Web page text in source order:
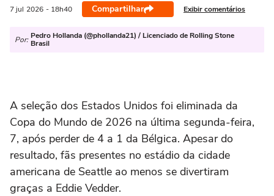
7 jul 2026 - 18h40 Compartilhar Exibir comentários
Por: Pedro Hollanda (@phollanda21) / Licenciado de Rolling Stone
Brasil
A seleção dos Estados Unidos foi eliminada da
Copa do Mundo de 2026 na última segunda-feira,
7, após perder de 4 a 1 da Bélgica. Apesar do
resultado, fãs presentes no estádio da cidade
americana de Seattle ao menos se divertiram
graças a Eddie Vedder.